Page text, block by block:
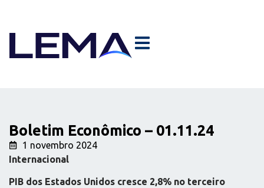
Boletim Econômico – 01.11.24
1 novembro 2024
Internacional
PIB dos Estados Unidos cresce 2,8% no terceiro